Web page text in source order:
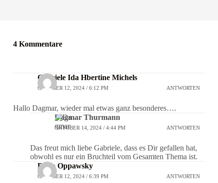
4 Kommentare
Gabriele Ida Hbertine Michels
OKTOBER 12, 2024 / 6:12 PM ANTWORTEN
Hallo Dagmar, wieder mal etwas ganz besonderes….
Dagmar Thurmann
OKTOBER 14, 2024 / 4:44 PM ANTWORTEN
Das freut mich liebe Gabriele, dass es Dir gefallen hat,
obwohl es nur ein Bruchteil vom Gesamten Thema ist.
Petra Oppawsky
OKTOBER 12, 2024 / 6:39 PM ANTWORTEN